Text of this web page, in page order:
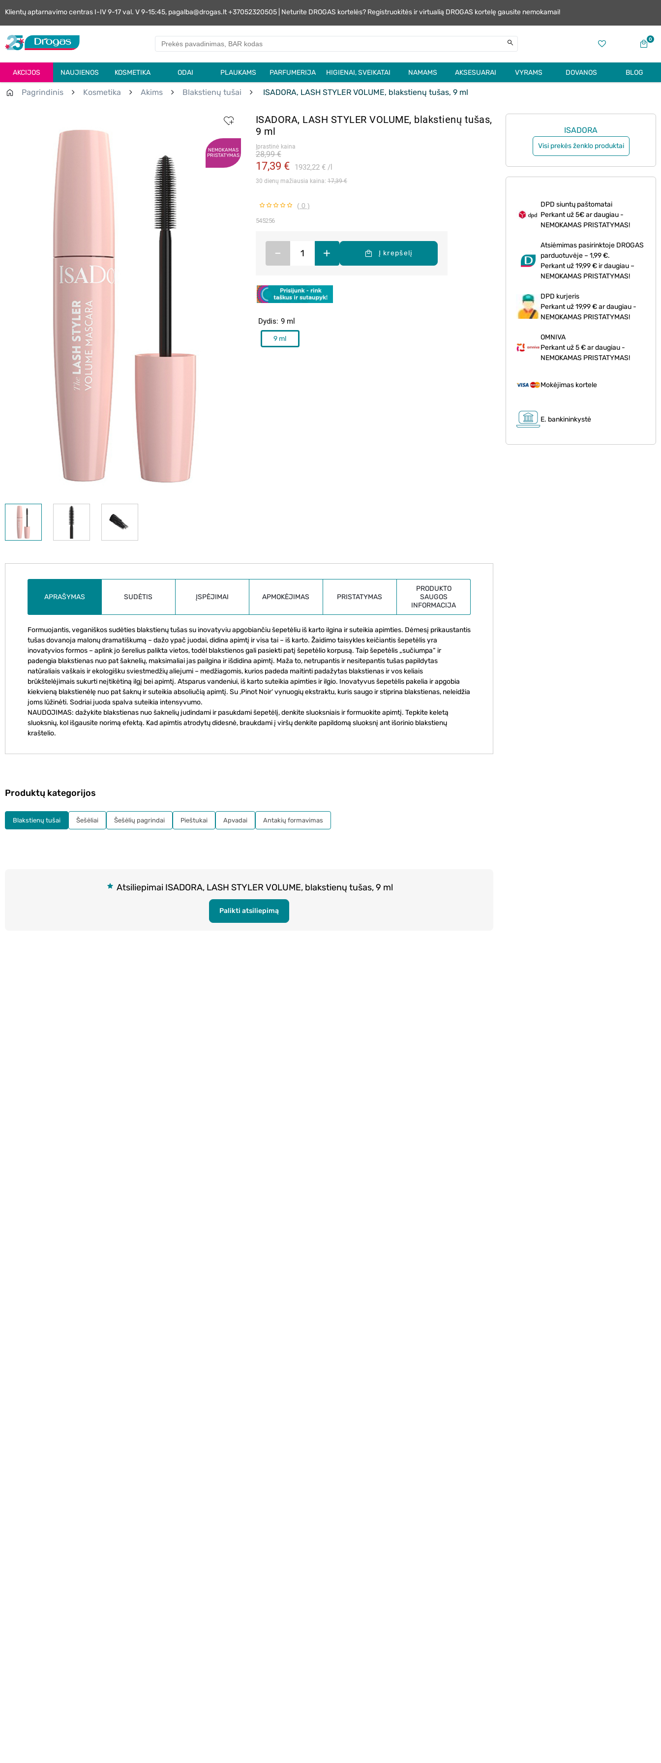
Klientų aptarnavimo centras I-IV 9-17 val. V 9-15:45, pagalba@drogas.lt +37052320505 | Neturite DROGAS kortelės? Registruokitės ir virtualią DROGAS kortelę gausite nemokamai!
0
AKCIJOS NAUJIENOS KOSMETIKA ODAI PLAUKAMS PARFUMERIJA HIGIENAI, SVEIKATAI NAMAMS AKSESUARAI VYRAMS DOVANOS BLOG
Pagrindinis Kosmetika Akims Blakstienų tušai ISADORA, LASH STYLER VOLUME, blakstienų tušas, 9 ml
NEMOKAMAS
PRISTATYMAS
ISADORA, LASH STYLER VOLUME, blakstienų tušas,
9 ml
Įprastinė kaina
17,39 € 1932,22 € l
28,99 €
30 dienų mažiausia kaina: 17,39 €
( 0 )
545256
Dydis 9 ml
9 ml
– + Į krepšelį
ISADORA
Visi prekės ženklo produktai
DPD siuntų paštomatai
Perkant už 5€ ar daugiau -
NEMOKAMAS PRISTATYMAS!
Atsiėmimas pasirinktoje DROGAS
parduotuvėje – 1,99 €.
Perkant už 19,99 € ir daugiau –
NEMOKAMAS PRISTATYMAS!
DPD kurjeris
Perkant už 19,99 € ar daugiau -
NEMOKAMAS PRISTATYMAS!
OMNIVA
Perkant už 5 € ar daugiau -
NEMOKAMAS PRISTATYMAS!
Mokėjimas kortele
E. bankininkystė
APRAŠYMAS SUDĖTIS ĮSPĖJIMAI APMOKĖJIMAS PRISTATYMAS
PRODUKTO
SAUGOS
INFORMACIJA
Formuojantis, veganiškos sudėties blakstienų tušas su inovatyviu apgobiančiu šepetėliu iš karto ilgina ir suteikia apimties. Dėmesį prikaustantis
tušas dovanoja malonų dramatiškumą – dažo ypač juodai, didina apimtį ir visa tai – iš karto. Žaidimo taisykles keičiantis šepetėlis yra
inovatyvios formos – aplink jo šerelius palikta vietos, todėl blakstienos gali pasiekti patį šepetėlio korpusą. Taip šepetėlis „sučiumpa“ ir
padengia blakstienas nuo pat šaknelių, maksimaliai jas pailgina ir išdidina apimtį. Maža to, netrupantis ir nesitepantis tušas papildytas
natūraliais vaškais ir ekologišku sviestmedžių aliejumi – medžiagomis, kurios padeda maitinti padažytas blakstienas ir vos keliais
brūkštelėjimais sukurti neįtikėtiną ilgį bei apimtį. Atsparus vandeniui, iš karto suteikia apimties ir ilgio. Inovatyvus šepetėlis pakelia ir apgobia
kiekvieną blakstienėlę nuo pat šaknų ir suteikia absoliučią apimtį. Su ‚Pinot Noir‘ vynuogių ekstraktu, kuris saugo ir stiprina blakstienas, neleidžia
joms lūžinėti. Sodriai juoda spalva suteikia intensyvumo.
NAUDOJIMAS: dažykite blakstienas nuo šaknelių judindami ir pasukdami šepetėlį, denkite sluoksniais ir formuokite apimtį. Tepkite keletą
sluoksnių, kol išgausite norimą efektą. Kad apimtis atrodytų didesnė, braukdami į viršų denkite papildomą sluoksnį ant išorinio blakstienų
kraštelio.
Atsiliepimai ISADORA, LASH STYLER VOLUME, blakstienų tušas, 9 ml
Palikti atsiliepimą
Produktų kategorijos
Blakstienų tušai Šešėliai Šešėlių pagrindai Pieštukai Apvadai Antakių formavimas